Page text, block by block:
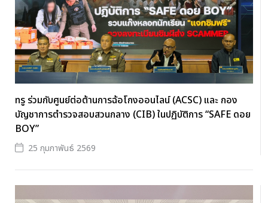
ทรู ร่วมกับศูนย์ต่อต้านการฉ้อโกงออนไลน์ (ACSC) และ กอง
บัญชาการตำรวจสอบสวนกลาง (CIB) ในปฏิบัติการ “SAFE ดอย
BOY”
25 กุมภาพันธ์ 2569